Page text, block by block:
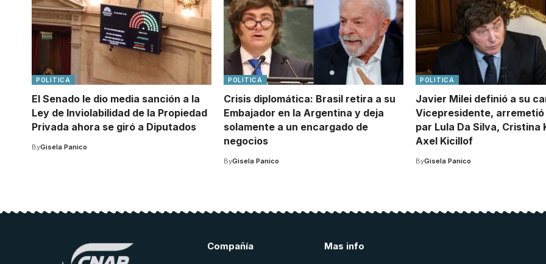
POLITICA
El Senado le dio media sanción a la
Ley de Inviolabilidad de la Propiedad
Privada ahora se giró a Diputados
ByGisela Panico
POLITICA
Crisis diplomática: Brasil retira a su
Embajador en la Argentina y deja
solamente a un encargado de
negocios
ByGisela Panico
POLITICA
Javier Milei definió a su
Vicepresidente,
par Lula Da Silva, Cristina
Axel Kicillof
ByGisela Panico
Compañía
Mas info